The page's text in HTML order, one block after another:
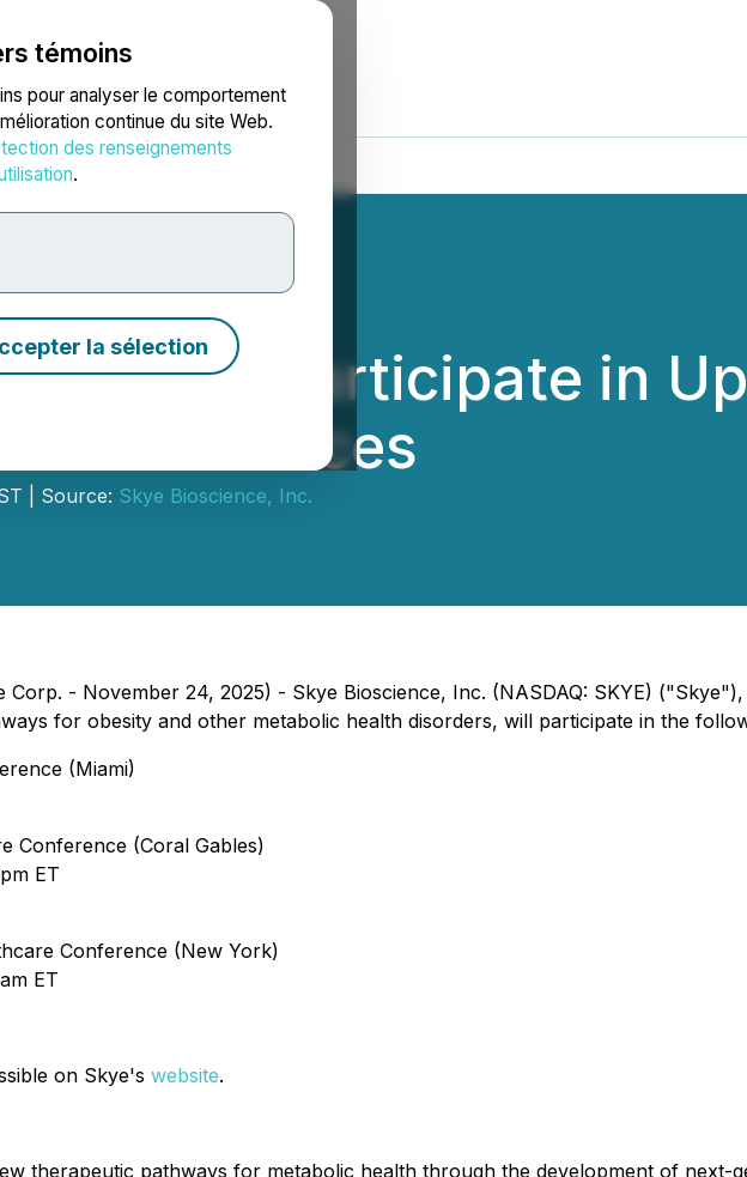
témoins
pour analyser le comportement
continue du site Web.
des renseignements
.
la sélection
de presse Blogue
to Participate in
Conferences
| Source: Skye Bioscience, Inc.
Corp. - November 24, 2025) - Skye Bioscience, Inc. (NASDAQ: SKYE)
for obesity and other metabolic health disorders, will participate in the
(Miami)
Conference (Coral Gables)
ET
Conference (New York)
ET
on Skye's website.
therapeutic pathways for metabolic health through the development of next-